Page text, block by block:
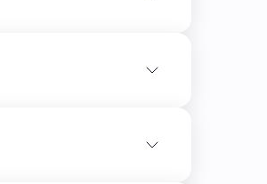
zdi s připravenými otvory
na pozemku se stavebním
m². Dům nabídne 9
6 parkovacích